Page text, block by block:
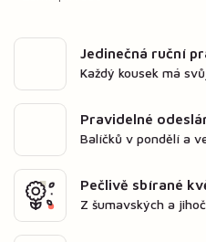
Jedinečná ruční
Každý kousek má
Pravidelné
Balíčků v pondělí a
Pečlivě sbírané
Z šumavských a